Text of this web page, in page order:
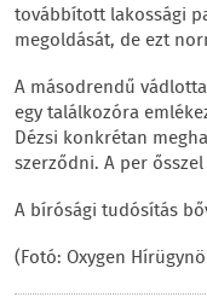
továbbított lakossági
megoldását, de ezt
A másodrendű
egy találkozóra
Dézsi konkrétan
szerződni. A per
A bírósági tudósítás
(Fotó: Oxygen